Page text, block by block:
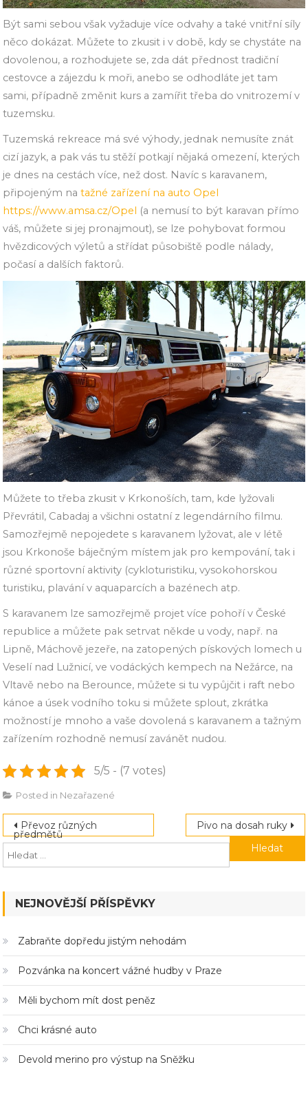
Být sami sebou však vyžaduje více odvahy a také vnitřní síly
něco dokázat. Můžete to zkusit i v době, kdy se chystáte na
dovolenou, a rozhodujete se, zda dát přednost tradiční
cestovce a zájezdu k moři, anebo se odhodláte jet tam
sami, případně změnit kurs a zamířit třeba do vnitrozemí v
tuzemsku.
Tuzemská rekreace má své výhody, jednak nemusíte znát
cizí jazyk, a pak vás tu stěží potkají nějaká omezení, kterých
je dnes na cestách více, než dost. Navíc s karavanem,
připojeným natažné zařízení na auto Opel
https://www.amsa.cz/Opel (a nemusí to být karavan přímo
váš, můžete si jej pronajmout), se lze pohybovat formou
hvězdicových výletů a střídat působiště podle nálady,
počasí a dalších faktorů.
Můžete to třeba zkusit v Krkonoších, tam, kde lyžovali
Převrátil, Cabadaj a všichni ostatní z legendárního filmu.
Samozřejmě nepojedete s karavanem lyžovat, ale v létě
jsou Krkonoše báječným místem jak pro kempování, tak i
různé sportovní aktivity (cykloturistiku, vysokohorskou
turistiku, plavání v aquaparcích a bazénech atp.
S karavanem lze samozřejmě projet více pohoří v České
republice a můžete pak setrvat někde u vody, např. na
Lipně, Máchově jezeře, na zatopených pískových lomech u
Veselí nad Lužnicí, ve vodáckých kempech na Nežárce, na
Vltavě nebo na Berounce, můžete si tu vypůjčit i raft nebo
kánoe a úsek vodního toku si můžete splout, zkrátka
možností je mnoho a vaše dovolená s karavanem a tažným
zařízením rozhodně nemusí zavánět nudou.
5/5 - (7 votes)
Posted in Nezařazené
Navigace
pro
Převoz různých
předmětů
Pivo na dosah ruky
NEJNOVĚJŠÍ PŘÍSPĚVKY
Zabraňte dopředu jistým nehodám
Pozvánka na koncert vážné hudby v Praze
Měli bychom mít dost peněz
Chci krásné auto
Devold merino pro výstup na Sněžku